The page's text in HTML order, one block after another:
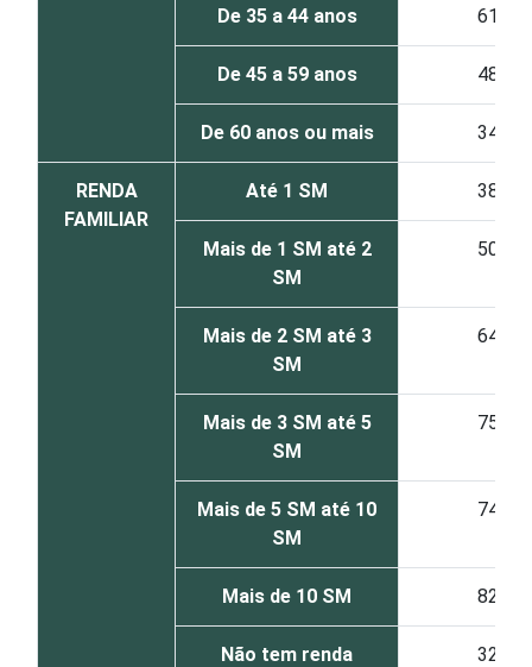
De 35 a 44 anos 61
De 45 a 59 anos 48
De 60 anos ou mais 34
RENDA
FAMILIAR
Até 1 SM 38
Mais de 1 SM até 2
SM
50
Mais de 2 SM até 3
SM
64
Mais de 3 SM até 5
SM
75
Mais de 5 SM até 10
SM
74
Mais de 10 SM 82
Não tem renda 32